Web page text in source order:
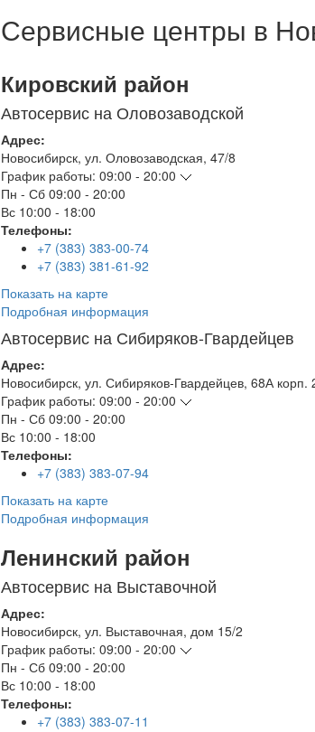
Сервисные центры в
Кировский район
Автосервис на Оловозаводской
Адрес:
Новосибирск, ул. Оловозаводская, 47/8
График работы: 09:00 - 20:00
Пн - Сб 09:00 - 20:00
Вс 10:00 - 18:00
Телефоны:
+7 (383) 383-00-74
+7 (383) 381-61-92
Показать на карте
Подробная информация
Автосервис на Сибиряков-Гвардейцев
Адрес:
Новосибирск, ул. Сибиряков-Гвардейцев, 68А корп.
График работы: 09:00 - 20:00
Пн - Сб 09:00 - 20:00
Вс 10:00 - 18:00
Телефоны:
+7 (383) 383-07-94
Показать на карте
Подробная информация
Ленинский район
Автосервис на Выставочной
Адрес:
Новосибирск, ул. Выставочная, дом 15/2
График работы: 09:00 - 20:00
Пн - Сб 09:00 - 20:00
Вс 10:00 - 18:00
Телефоны:
+7 (383) 383-07-11